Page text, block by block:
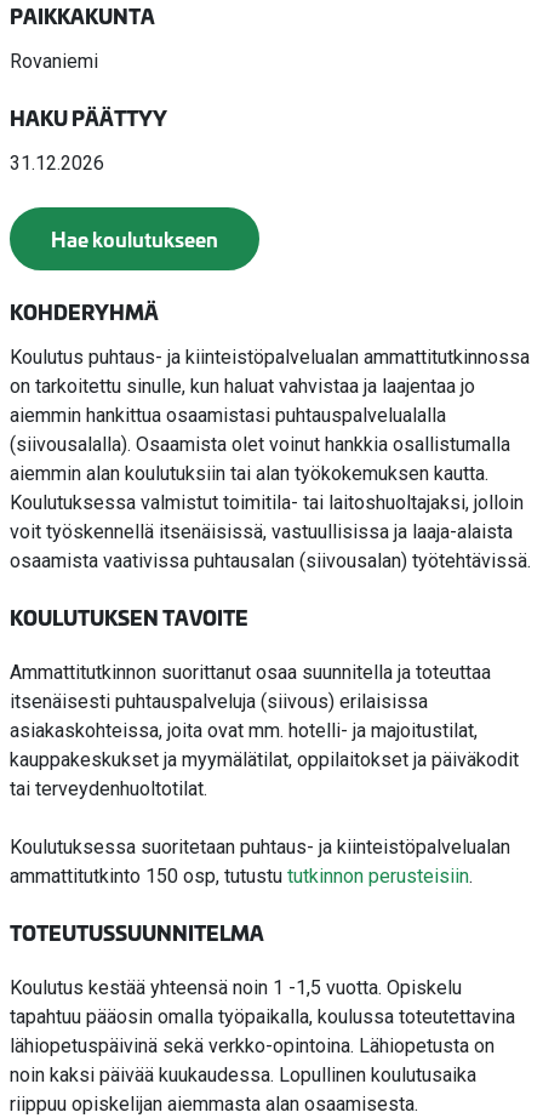
PAIKKAKUNTA
Rovaniemi
HAKU PÄÄTTYY
31.12.2026
Hae koulutukseen
KOHDERYHMÄ
Koulutus puhtaus- ja kiinteistöpalvelualan ammattitutkinnossa
on tarkoitettu sinulle, kun haluat vahvistaa ja laajentaa jo
aiemmin hankittua osaamistasi puhtauspalvelualalla
(siivousalalla). Osaamista olet voinut hankkia osallistumalla
aiemmin alan koulutuksiin tai alan työkokemuksen kautta.
Koulutuksessa valmistut toimitila- tai laitoshuoltajaksi, jolloin
voit työskennellä itsenäisissä, vastuullisissa ja laaja-alaista
osaamista vaativissa puhtausalan (siivousalan) työtehtävissä.
KOULUTUKSEN TAVOITE
Ammattitutkinnon suorittanut osaa suunnitella ja toteuttaa
itsenäisesti puhtauspalveluja (siivous) erilaisissa
asiakaskohteissa, joita ovat mm. hotelli- ja majoitustilat,
kauppakeskukset ja myymälätilat, oppilaitokset ja päiväkodit
tai terveydenhuoltotilat.
Koulutuksessa suoritetaan puhtaus- ja kiinteistöpalvelualan
ammattitutkinto 150 osp, tutustu tutkinnon perusteisiin.
TOTEUTUSSUUNNITELMA
Koulutus kestää yhteensä noin 1 -1,5 vuotta. Opiskelu
tapahtuu pääosin omalla työpaikalla, koulussa toteutettavina
lähiopetuspäivinä sekä verkko-opintoina. Lähiopetusta on
noin kaksi päivää kuukaudessa. Lopullinen koulutusaika
riippuu opiskelijan aiemmasta alan osaamisesta.